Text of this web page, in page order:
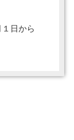
日から